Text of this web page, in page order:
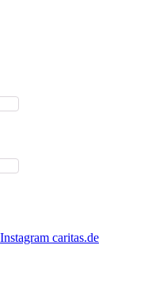
Instagram caritas.de